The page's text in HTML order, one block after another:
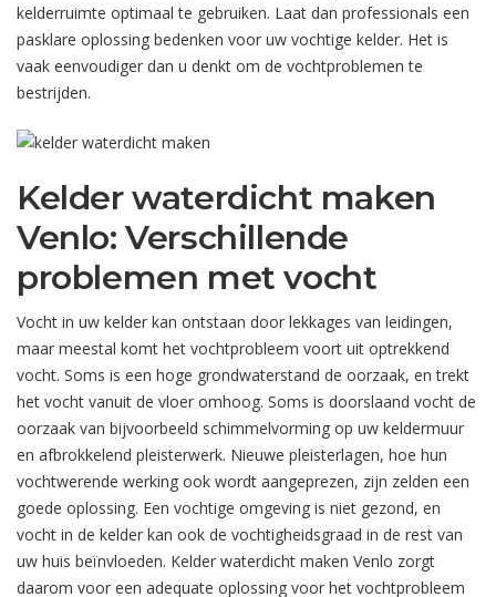
kelderruimte optimaal te gebruiken. Laat dan professionals een
pasklare oplossing bedenken voor uw vochtige kelder. Het is
vaak eenvoudiger dan u denkt om de vochtproblemen te
bestrijden.
Kelder waterdicht maken
Venlo: Verschillende
problemen met vocht
Vocht in uw kelder kan ontstaan door lekkages van leidingen,
maar meestal komt het vochtprobleem voort uit optrekkend
vocht. Soms is een hoge grondwaterstand de oorzaak, en trekt
het vocht vanuit de vloer omhoog. Soms is doorslaand vocht de
oorzaak van bijvoorbeeld schimmelvorming op uw keldermuur
en afbrokkelend pleisterwerk. Nieuwe pleisterlagen, hoe hun
vochtwerende werking ook wordt aangeprezen, zijn zelden een
goede oplossing. Een vochtige omgeving is niet gezond, en
vocht in de kelder kan ook de vochtigheidsgraad in de rest van
uw huis beïnvloeden. Kelder waterdicht maken Venlo zorgt
daarom voor een adequate oplossing voor het vochtprobleem